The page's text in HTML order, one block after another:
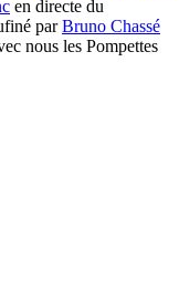
en directe du
parBruno Chassé
nous les Pompettes